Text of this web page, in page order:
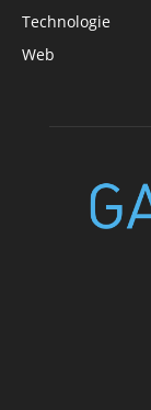
Technologie
Web